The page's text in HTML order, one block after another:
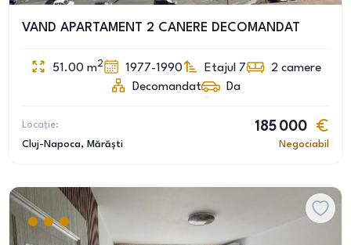
VAND APARTAMENT 2 CANERE DECOMANDAT
51.00 m2 1977-1990 Etajul 7 2 camere
Decomandat
Da
Locație:
Cluj-Napoca, Mărăști
185 000
Negociabil